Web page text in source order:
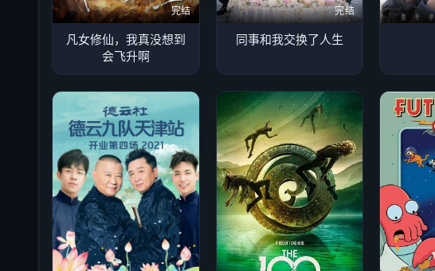
完结
凡女修仙，我真没想到
会飞升啊
完结
同事和我交换了人生